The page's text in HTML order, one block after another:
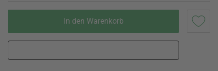
In den Warenkorb